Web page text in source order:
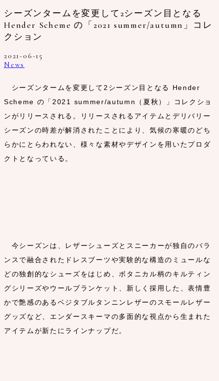
シーズンタームを変更して2シーズン目となる
Hender Scheme の「2021 summer/autumn」コレ
クション
2021-06-15
News
シーズンタームを変更して2シーズン目となる Hender
Scheme の「2021 summer/autumn（夏秋）」コレクショ
ンがリリースされる。リリースされるアイテムとデリバリー
シーズンの時差が解消されたことにより、気候の寒暖のどち
らかにとらわれない、様々な素材やデザインを用いたプロダ
クトとなっている。
今シーズンは、レザーシューズとスニーカーが独自のバラ
ンスで融合されたドレスブーツや実験的な構造のミュールな
どの独創的なシューズをはじめ、ボタニカル柄のキルティン
グシリーズやウールブランケット、新しく採用した、表情豊
かで艶感のあるベジタブルタンニンレザーのスモールレザー
グッズなど、エンダースキーマの多面的な視点から生まれた
アイテムが新たにラインナップだ。